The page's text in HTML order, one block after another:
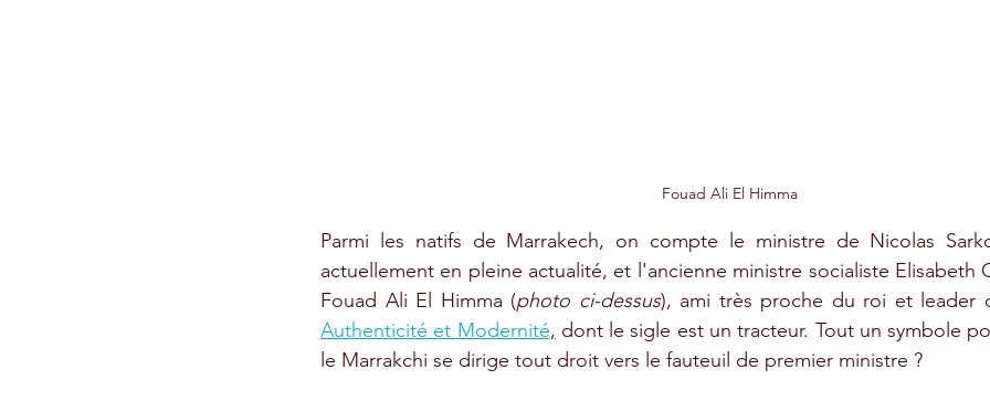
Fouad Ali El Himma
Parmi les natifs de Marrakech, on compte le ministre de Nicolas
actuellement en pleine actualité, et l'ancienne ministre socialiste Elisabeth
Fouad Ali El Himma (photo ci-dessus), ami très proche du roi et leader
Authenticité et Modernité, dont le sigle est un tracteur. Tout un symbole
le Marrakchi se dirige tout droit vers le fauteuil de premier ministre ?